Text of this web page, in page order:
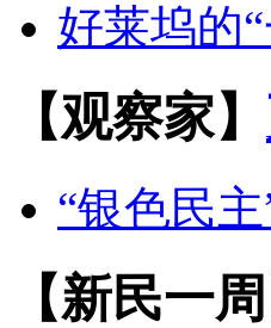
好莱坞的
【观察家】
“银色民
【新民一周